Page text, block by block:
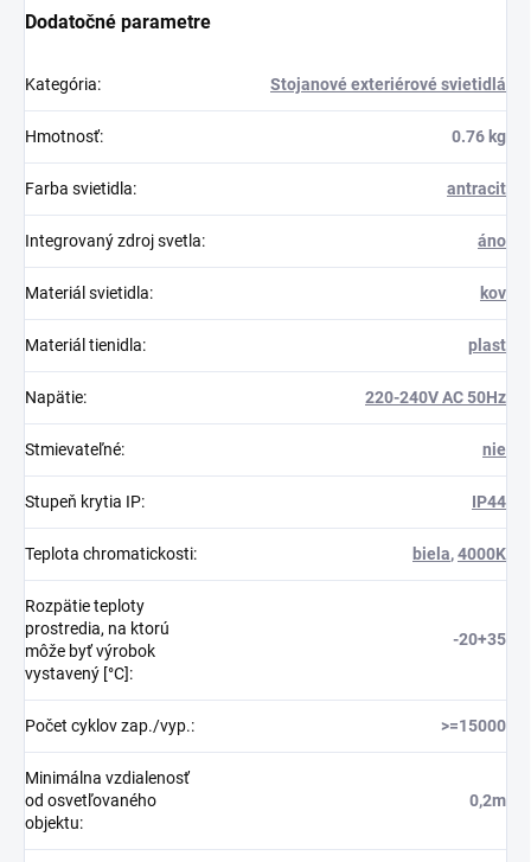
Dodatočné parametre
Kategória: Stojanové exteriérové svietidlá
Hmotnosť: 0.76 kg
Farba svietidla: antracit
Integrovaný zdroj svetla: áno
Materiál svietidla: kov
Materiál tienidla: plast
Napätie: 220-240V AC 50Hz
Stmievateľné: nie
Stupeň krytia IP: IP44
Teplota chromatickosti: biela,4000K
Rozpätie teploty
prostredia, na ktorú
môže byť výrobok
vystavený [°C]:
-20+35
Počet cyklov zap./vyp.: >=15000
Minimálna vzdialenosť
od osvetľovaného
objektu:
0,2m